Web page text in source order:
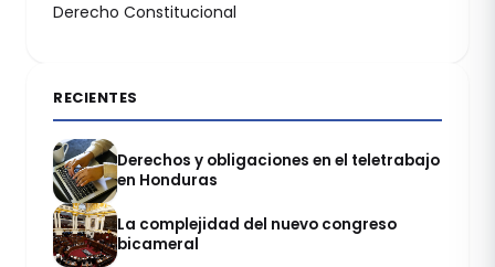
Derecho Constitucional
RECIENTES
Derechos y obligaciones en el teletrabajo
en Honduras
La complejidad del nuevo congreso
bicameral